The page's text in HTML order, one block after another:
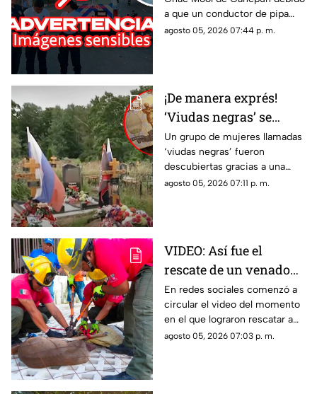
Cancún; esto se sabe
a que un conductor de pipa
atropelló a un hombre.
agosto 05, 2026 07:44 p. m.
¡De manera exprés!
‘Viudas negras’ se
casan con soldados
para cobrar
indemnizaciones
Un grupo de mujeres llamadas
‘viudas negras’ fueron
descubiertas gracias a una
investigación que reveló que
agosto 05, 2026 07:11 p. m.
VIDEO: Así fue el
rescate de un venado
cola blanca en
Cozumel; quedó
atrapado en una malla
ciclónica
En redes sociales comenzó a
circular el video del momento
en el que lograron rescatar a
un venado cola blanca en
agosto 05, 2026 07:03 p. m.